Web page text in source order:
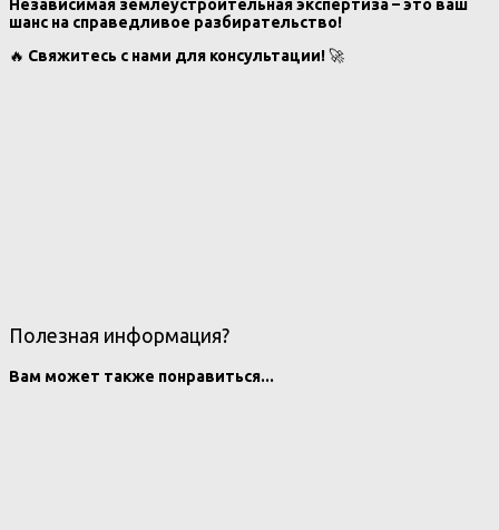
Независимая землеустроительная экспертиза – это ваш
шанс на справедливое разбирательство!
🔥 Свяжитесь с нами для консультации!🚀
Полезная информация?
Вам может также понравиться...